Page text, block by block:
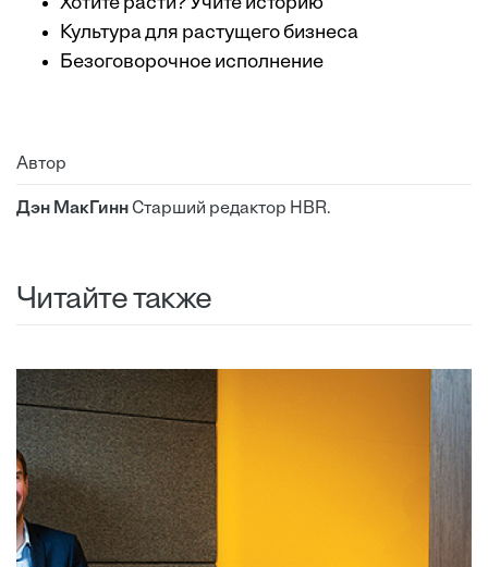
Культура для растущего бизнеса
Безоговорочное исполнение
Автор
Дэн МакГиннСтарший редактор HBR.
Читайте также